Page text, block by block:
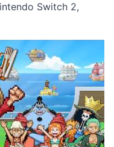
Switch 2,